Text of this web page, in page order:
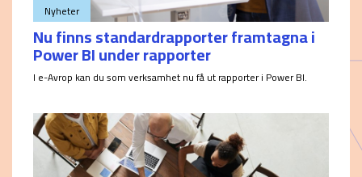
Nyheter
Nu finns standardrapporter framtagna i
Power BI under rapporter
I e-Avrop kan du som verksamhet nu få ut rapporter i Power BI.